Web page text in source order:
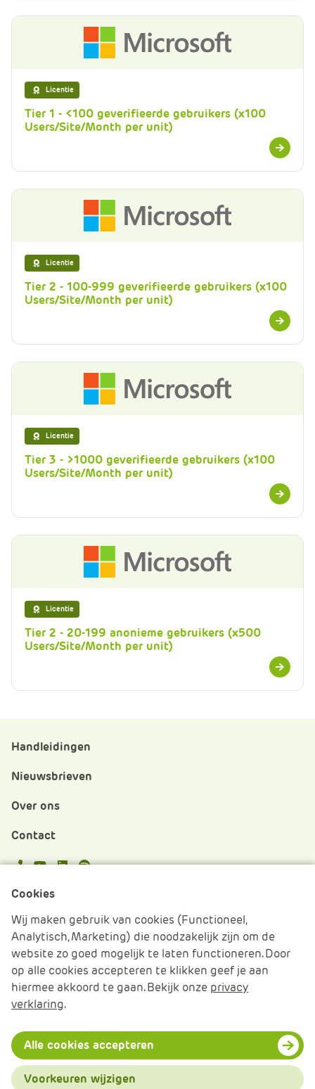
Licentie
Tier 1 - <100 geverifieerde gebruikers (x100
Users/Site/Month per unit)
Meer
informatie
Licentie
Tier 2 - 100-999 geverifieerde gebruikers (x100
Users/Site/Month per unit)
Meer
informatie
Licentie
Tier 3 - >1000 geverifieerde gebruikers (x100
Users/Site/Month per unit)
Meer
informatie
Licentie
Tier 2 - 20-199 anonieme gebruikers (x500
Users/Site/Month per unit)
Meer
informatie
Handleidingen
Nieuwsbrieven
Over ons
Contact
© 2026 APS IT-diensten - Alle rechten voorbehouden
Cookies beheren
Cookie verklaring
Algemene voorwaarden
Disclaimer & Privacy
Cookies
Wij maken gebruik van cookies (Functioneel,
Analytisch, Marketing) die noodzakelijk zijn om de
website zo goed mogelijk te laten functioneren. Door
op alle cookies accepteren te klikken geef je aan
hiermee akkoord te gaan. Bekijk onze privacy
verklaring.
Alle cookies accepteren
Voorkeuren wijzigen